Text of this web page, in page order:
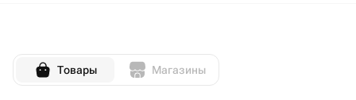
Товары Магазины